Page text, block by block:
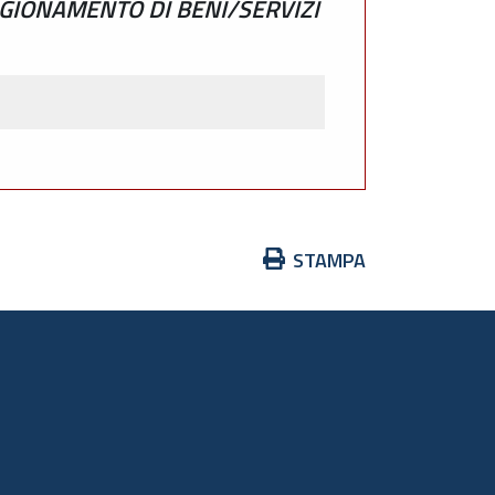
DI BENI/SERVIZI
Azioni
documento
STAMPA